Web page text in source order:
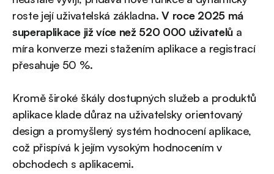
roste její uživatelská základna.V roce 2025 má
superaplikace již více než 520 000 uživatelůa
míra konverze mezi stažením aplikace a registrací
přesahuje 50 %.
Kromě široké škály dostupných služeb a produktů
aplikace klade důraz na uživatelsky orientovaný
design a promyšlený systém hodnocení aplikace,
což přispívá k jejím vysokým hodnocením v
obchodech s aplikacemi.